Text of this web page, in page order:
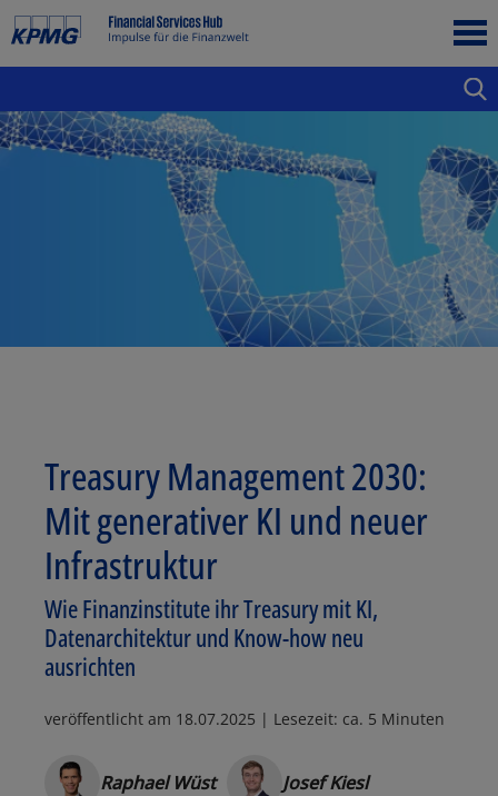
Treasury Management 2030:
Mit generativer KI und neuer
Infrastruktur
Wie Finanzinstitute ihr Treasury mit KI,
Datenarchitektur und Know-how neu
ausrichten
veröffentlicht am 18.07.2025 | Lesezeit: ca. 5 Minuten
Raphael Wüst Josef Kiesl